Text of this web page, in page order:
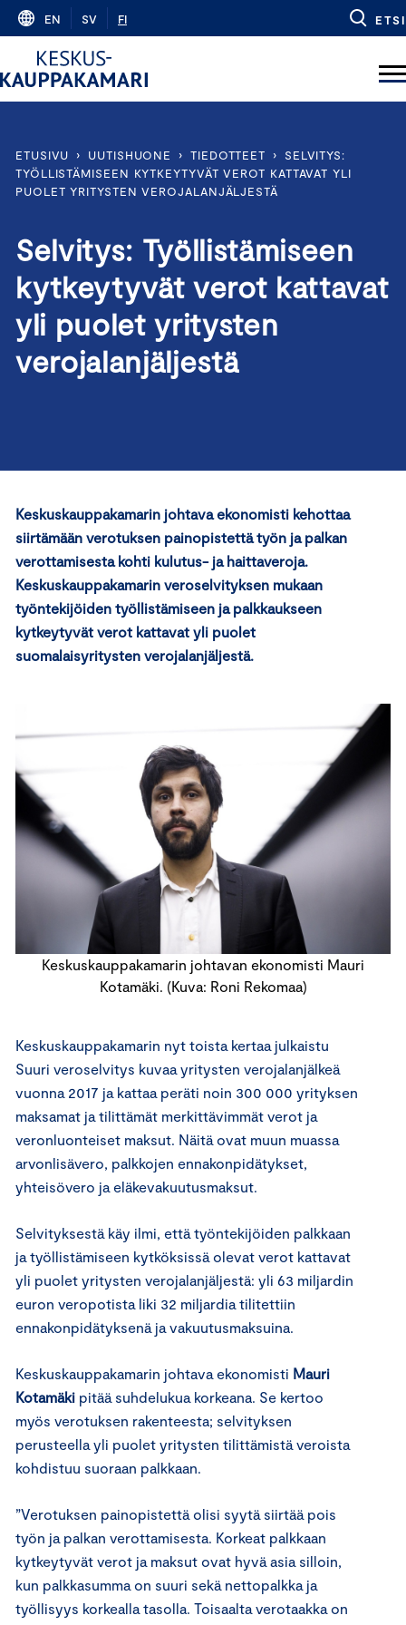
Skip
content
EN SV FI ETSI
ETUSIVU › UUTISHUONE › TIEDOTTEET ›
SELVITYS:
TYÖLLISTÄMISEEN KYTKEYTYVÄT VEROT KATTAVAT YLI
PUOLET YRITYSTEN VEROJALANJÄLJESTÄ
Selvitys: Työllistämiseen
kytkeytyvät verot kattavat
yli puolet yritysten
verojalanjäljestä
Keskuskauppakamarin johtava ekonomisti kehottaa
siirtämään verotuksen painopistettä työn ja palkan
verottamisesta kohti kulutus- ja haittaveroja.
Keskuskauppakamarin veroselvityksen mukaan
työntekijöiden työllistämiseen ja palkkaukseen
kytkeytyvät verot kattavat yli puolet
suomalaisyritysten verojalanjäljestä.
Keskuskauppakamarin johtavan ekonomisti Mauri
Kotamäki. (Kuva: Roni Rekomaa)
Keskuskauppakamarin nyt toista kertaa julkaistu
Suuri veroselvitys kuvaa yritysten verojalanjälkeä
vuonna 2017 ja kattaa peräti noin 300 000 yrityksen
maksamat ja tilittämät merkittävimmät verot ja
veronluonteiset maksut. Näitä ovat muun muassa
arvonlisävero, palkkojen ennakonpidätykset,
yhteisövero ja eläkevakuutusmaksut.
Selvityksestä käy ilmi, että työntekijöiden palkkaan
ja työllistämiseen kytköksissä olevat verot kattavat
yli puolet yritysten verojalanjäljestä: yli 63 miljardin
euron veropotista liki 32 miljardia tilitettiin
ennakonpidätyksenä ja vakuutusmaksuina.
Keskuskauppakamarin johtava ekonomisti Mauri
Kotamäki pitää suhdelukua korkeana. Se kertoo
myös verotuksen rakenteesta; selvityksen
perusteella yli puolet yritysten tilittämistä veroista
kohdistuu suoraan palkkaan.
”Verotuksen painopistettä olisi syytä siirtää pois
työn ja palkan verottamisesta. Korkeat palkkaan
kytkeytyvät verot ja maksut ovat hyvä asia silloin,
kun palkkasumma on suuri sekä nettopalkka ja
työllisyys korkealla tasolla. Toisaalta verotaakka on